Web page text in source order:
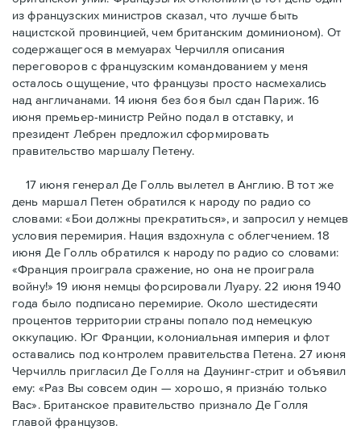
из французских министров сказал, что лучше быть
нацистской провинцией, чем британским доминионом). От
содержащегося в мемуарах Черчилля описания
переговоров с французским командованием у меня
осталось ощущение, что французы просто насмехались
над англичанами. 14 июня без боя был сдан Париж. 16
июня премьер-министр Рейно подал в отставку, и
президент Лебрен предложил сформировать
правительство маршалу Петену.
17 июня генерал Де Голль вылетел в Англию. В тот же
день маршал Петен обратился к народу по радио со
словами: «Бои должны прекратиться», и запросил у немцев
условия перемирия. Нация вздохнула с облегчением. 18
июня Де Голль обратился к народу по радио со словами:
«Франция проиграла сражение, но она не проиграла
войну!» 19 июня немцы форсировали Луару. 22 июня 1940
года было подписано перемирие. Около шестидесяти
процентов территории страны попало под немецкую
оккупацию. Юг Франции, колониальная империя и флот
оставались под контролем правительства Петена. 27 июня
Черчилль пригласил Де Голля на Даунинг-стрит и объявил
ему: «Раз Вы совсем один — хорошо, я признáю только
Вас». Британское правительство признало Де Голля
главой французов.